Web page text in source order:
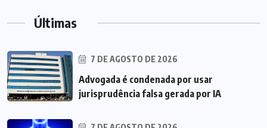
Últimas
7 DE AGOSTO DE 2026
Advogada é condenada por usar
jurisprudência falsa gerada por IA